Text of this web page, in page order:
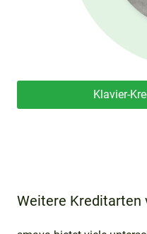
Klavier-
Weitere Kreditarten